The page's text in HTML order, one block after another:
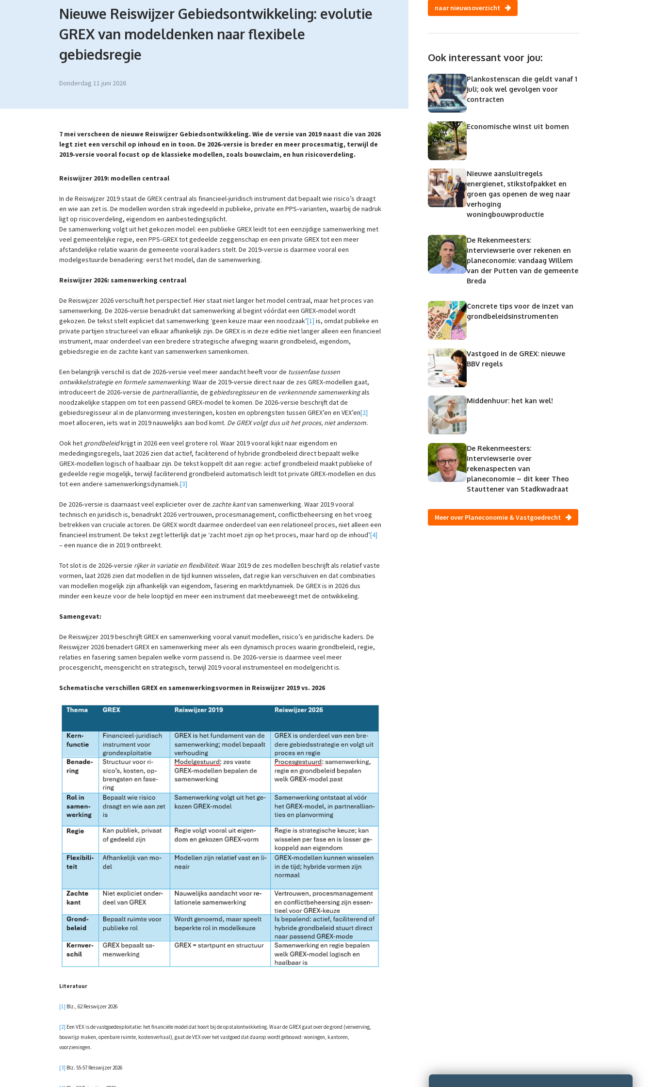
Nieuwe Reiswijzer Gebiedsontwikkeling: evolutie
GREX van modeldenken naar flexibele
gebiedsregie
donderdag 11 juni 2026
7 mei verscheen de nieuwe Reiswijzer Gebiedsontwikkeling. Wie de versie van 2019 naast die van 2026
legt ziet een verschil op inhoud en in toon. De 2026‑versie is breder en meer procesmatig, terwijl de
2019‑versie vooral focust op de klassieke modellen, zoals bouwclaim, en hun risicoverdeling.
Reiswijzer 2019: modellen centraal
In de Reiswijzer 2019 staat de GREX centraal als financieel-juridisch instrument dat bepaalt wie risico’s draagt
en wie aan zet is. De modellen worden strak ingedeeld in publieke, private en PPS‑varianten, waarbij de nadruk
ligt op risicoverdeling, eigendom en aanbestedingsplicht.
De samenwerking volgt uit het gekozen model: een publieke GREX leidt tot een eenzijdige samenwerking met
veel gemeentelijke regie, een PPS‑GREX tot gedeelde zeggenschap en een private GREX tot een meer
afstandelijke relatie waarin de gemeente vooral kaders stelt. De 2019‑versie is daarmee vooral een
modelgestuurde benadering: eerst het model, dan de samenwerking.
Reiswijzer 2026: samenwerking centraal
De Reiswijzer 2026 verschuift het perspectief. Hier staat niet langer het model centraal, maar het proces van
samenwerking. De 2026‑versie benadrukt dat samenwerking al begint vóórdat een GREX‑model wordt
gekozen. De tekst stelt expliciet dat samenwerking ‘geen keuze maar een noodzaak’[1] is, omdat publieke en
private partijen structureel van elkaar afhankelijk zijn. De GREX is in deze editie niet langer alleen een financieel
instrument, maar onderdeel van een bredere strategische afweging waarin grondbeleid, eigendom,
gebiedsregie en de zachte kant van samenwerken samenkomen.
Een belangrijk verschil is dat de 2026‑versie veel meer aandacht heeft voor de tussenfase tussen
ontwikkelstrategie en formele samenwerking. Waar de 2019‑versie direct naar de zes GREX‑modellen gaat,
introduceert de 2026‑versie de partneralliantie, de gebiedsregisseuren de verkennende samenwerkingals
noodzakelijke stappen om tot een passend GREX‑model te komen. De 2026‑versie beschrijft dat de
gebiedsregisseur al in de planvorming investeringen, kosten en opbrengsten tussen GREX’en en VEX’en[2]
moet alloceren, iets wat in 2019 nauwelijks aan bod komt. De GREX volgt dus uit het proces, niet andersom.
Ook het grondbeleidkrijgt in 2026 een veel grotere rol. Waar 2019 vooral kijkt naar eigendom en
mededingingsregels, laat 2026 zien dat actief, faciliterend of hybride grondbeleid direct bepaalt welke
GREX‑modellen logisch of haalbaar zijn. De tekst koppelt dit aan regie: actief grondbeleid maakt publieke of
gedeelde regie mogelijk, terwijl faciliterend grondbeleid automatisch leidt tot private GREX‑modellen en dus
tot een andere samenwerkingsdynamiek.[3]
De 2026‑versie is daarnaast veel explicieter over de zachte kantvan samenwerking. Waar 2019 vooral
technisch en juridisch is, benadrukt 2026 vertrouwen, procesmanagement, conflictbeheersing en het vroeg
betrekken van cruciale actoren. De GREX wordt daarmee onderdeel van een relationeel proces, niet alleen een
financieel instrument. De tekst zegt letterlijk dat je ‘zacht moet zijn op het proces, maar hard op de inhoud’[4]
– een nuance die in 2019 ontbreekt.
Tot slot is de 2026‑versie rijker in variatie en flexibiliteit. Waar 2019 de zes modellen beschrijft als relatief vaste
vormen, laat 2026 zien dat modellen in de tijd kunnen wisselen, dat regie kan verschuiven en dat combinaties
van modellen mogelijk zijn afhankelijk van eigendom, fasering en marktdynamiek. De GREX is in 2026 dus
minder een keuze voor de hele looptijd en meer een instrument dat meebeweegt met de ontwikkeling.
Samengevat:
De Reiswijzer 2019 beschrijft GREX en samenwerking vooral vanuit modellen, risico’s en juridische kaders. De
Reiswijzer 2026 benadert GREX en samenwerking meer als een dynamisch proces waarin grondbeleid, regie,
relaties en fasering samen bepalen welke vorm passend is. De 2026‑versie is daarmee veel meer
procesgericht, mensgericht en strategisch, terwijl 2019 vooral instrumenteel en modelgericht is.
Schematische verschillen GREX en samenwerkingsvormen in Reiswijzer 2019 vs. 2026
Literatuur
[1] Blz., 62 Reiswijzer 2026
[2] Een VEX is de vastgoedexploitatie: het financiële model dat hoort bij de opstalontwikkeling. Waar de GREX gaat over de grond (verwerving,
bouwrijp maken, openbare ruimte, kostenverhaal), gaat de VEX over het vastgoed dat daarop wordt gebouwd: woningen, kantoren,
voorzieningen.
[3] Blz. 55-57 Reiswijzer 2026
naar nieuwsoverzicht
Ook interessant voor jou:
Plankostenscan die geldt vanaf 1
juli; ook wel gevolgen voor
contracten
Economische winst uit bomen
Nieuwe aansluitregels
energienet, stikstofpakket en
groen gas openen de weg naar
verhoging
woningbouwproductie
De Rekenmeesters:
interviewserie over rekenen en
planeconomie: vandaag Willem
van der Putten van de gemeente
Breda
Concrete tips voor de inzet van
grondbeleidsinstrumenten
Vastgoed in de GREX: nieuwe
BBV regels
Middenhuur: het kan wel!
De Rekenmeesters:
interviewserie over
rekenaspecten van
planeconomie – dit keer Theo
Stauttener van Stadkwadraat
Meer over Planeconomie & Vastgoedrecht